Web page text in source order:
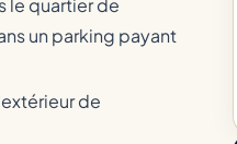
le quartier de
un parking payant
de